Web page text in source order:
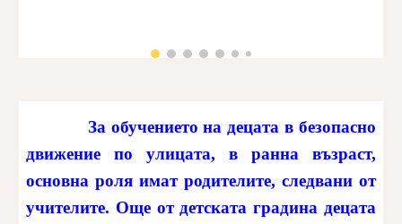
За обучението на децата в безопасно
движение по улицата, в ранна възраст,
основна роля имат родителите, следвани от
учителите. Още от детската градина децата